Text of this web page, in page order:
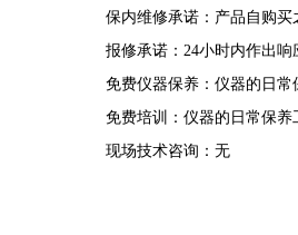
保内维修承诺：产品自购
报修承诺：24小时内作出响
免费仪器保养：仪器的日
免费培训：仪器的日常保
现场技术咨询：无